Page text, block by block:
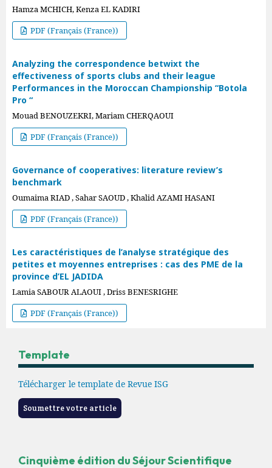
Hamza MCHICH, Kenza EL KADIRI
PDF (Français (France))
Analyzing the correspondence betwixt the
effectiveness of sports clubs and their league
Performances in the Moroccan Championship “Botola
Pro “
Mouad BENOUZEKRI, Mariam CHERQAOUI
PDF (Français (France))
Governance of cooperatives: literature review’s
benchmark
Oumaima RIAD , Sahar SAOUD , Khalid AZAMI HASANI
PDF (Français (France))
Les caractéristiques de l’analyse stratégique des
petites et moyennes entreprises : cas des PME de la
province d’EL JADIDA
Lamia SABOUR ALAOUI , Driss BENESRIGHE
PDF (Français (France))
Template
Télécharger le template de Revue ISG
Soumettre votre article
Cinquième édition du Séjour Scientifique